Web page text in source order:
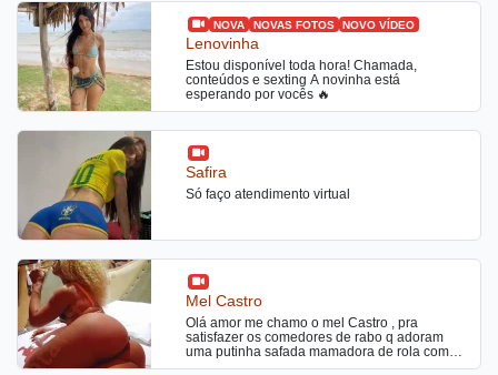
NOVA NOVAS FOTOS NOVO VÍDEO
Lenovinha
Estou disponível toda hora! Chamada,
conteúdos e sexting A novinha está
esperando por vocês 🔥
Safira
Só faço atendimento virtual
Mel Castro
Olá amor me chamo o mel Castro , pra
satisfazer os comedores de rabo q adoram
uma putinha safada mamadora de rola com
um bokete maravilhoso e um cuzao quente e